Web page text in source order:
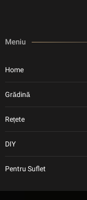
Meniu
Home
Grădină
Rețete
DIY
Pentru Suflet